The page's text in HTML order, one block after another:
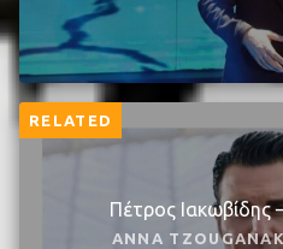
RELATED
Πέτρος Ιακωβίδης
ANNA